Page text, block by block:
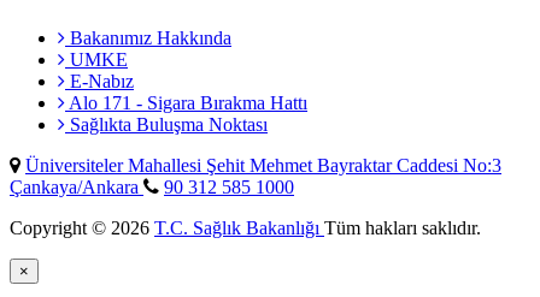
Bakanımız Hakkında
UMKE
E-Nabız
Alo 171 - Sigara Bırakma Hattı
Sağlıkta Buluşma Noktası
Üniversiteler Mahallesi Şehit Mehmet Bayraktar Caddesi No:3
Çankaya/Ankara
90 312 585 1000
Copyright © 2026 T.C. Sağlık Bakanlığı Tüm hakları saklıdır.
×